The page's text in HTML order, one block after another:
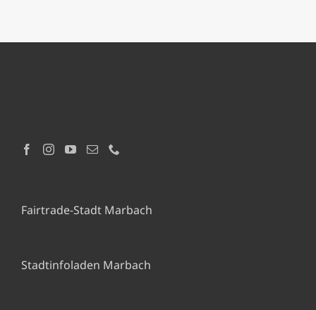
Fairtrade-Stadt Marbach
Stadtinfoladen Marbach